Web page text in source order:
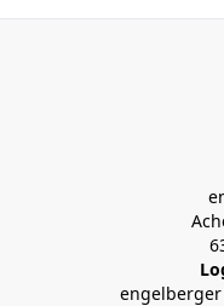
engelberger